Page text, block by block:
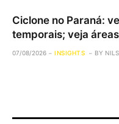
Ciclone no Paraná:
temporais; veja áreas
07/08/2026 INSIGHTS BY